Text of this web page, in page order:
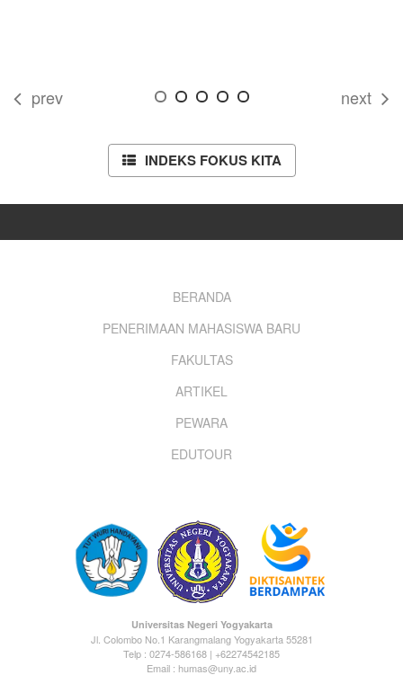
prev next
INDEKS FOKUS KITA
BERANDA
PENERIMAAN MAHASISWA BARU
FAKULTAS
ARTIKEL
PEWARA
EDUTOUR
Universitas Negeri Yogyakarta
Jl. Colombo No.1 Karangmalang Yogyakarta 55281
Telp : 0274-586168 | +62274542185
Email : humas@uny.ac.id